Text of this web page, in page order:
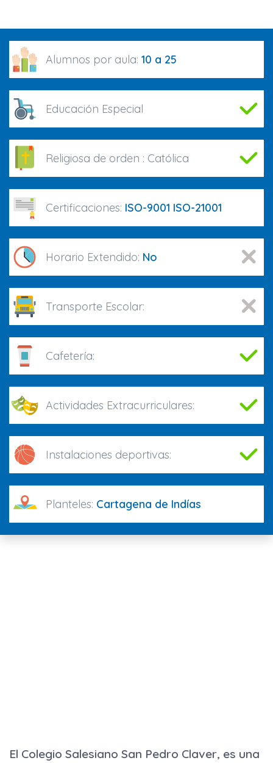
Alumnos por aula: 10 a 25
Educación Especial
Religiosa de orden : Católica
Certificaciones: ISO-9001 ISO-21001
Horario Extendido: No
Transporte Escolar:
Cafetería:
Actividades Extracurriculares:
Instalaciones deportivas:
Planteles: Cartagena de Indías
El Colegio Salesiano San Pedro Claver, es una